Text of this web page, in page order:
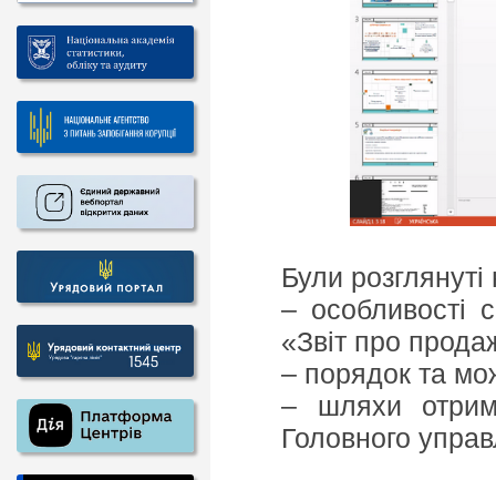
Були
– особливості
«Звіт про
– порядок та
– шляхи
Головного